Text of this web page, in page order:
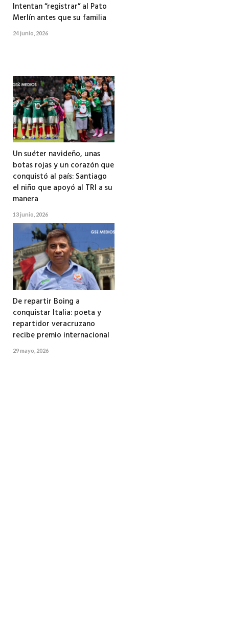
Intentan “registrar” al Pato
Merlín antes que su familia
24 junio, 2026
Un suéter navideño, unas
botas rojas y un corazón que
conquistó al país: Santiago
el niño que apoyó al TRI a su
manera
13 junio, 2026
De repartir Boing a
conquistar Italia: poeta y
repartidor veracruzano
recibe premio internacional
29 mayo, 2026